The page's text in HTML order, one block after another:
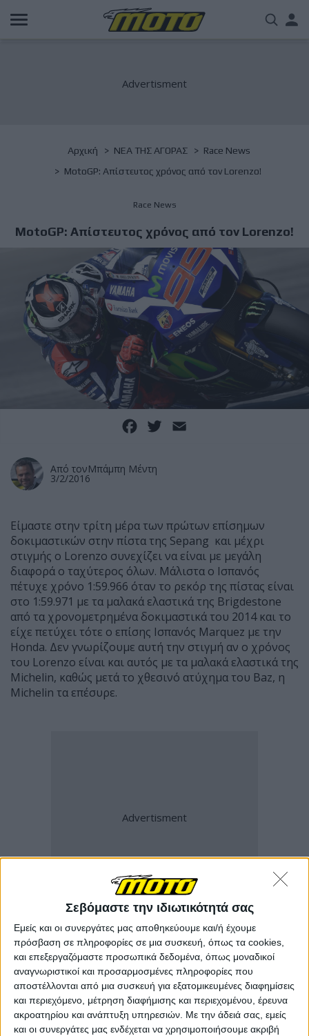
Σεβόμαστε την ιδιωτικότητά σας
Εμείς και οι συνεργάτες μας αποθηκεύουμε και/ή έχουμε
πρόσβαση σε πληροφορίες σε μια συσκευή, όπως τα cookies,
και επεξεργαζόμαστε προσωπικά δεδομένα, όπως μοναδικοί
αναγνωριστικοί και προσαρμοσμένες πληροφορίες που
αποστέλλονται από μια συσκευή για εξατομικευμένες διαφημίσεις
και περιεχόμενο, μέτρηση διαφήμισης και περιεχομένου, έρευνα
ακροατηρίου και ανάπτυξη υπηρεσιών. Με την άδειά σας, εμείς
και οι συνεργάτες μας ενδέχεται να χρησιμοποιήσουμε ακριβή
Παράκαμψη
προς
Breadcrumb
Αρχική NΕΑ ΤΗΣ ΑΓΟΡΑΣ
Race News
MotoGP: Απίστευτος χρόνος από τον Lorenzo!
Race News
MotoGP: Απίστευτος χρόνος από τον Lorenzo!
Facebook
Twitter
Από τονΜπάμπη Μέντη
3/2/2016
Είμαστε στην τρίτη μέρα των πρώτων επίσημων
δοκιμαστικών στην πίστα της Sepang και μέχρι
στιγμής ο Lorenzo συνεχίζει να είναι με μεγάλη
διαφορά ο ταχύτερος όλων. Μάλιστα ο Ισπανός
πέτυχε χρόνο 1:59.966 όταν το ρεκόρ της πίστας είναι
στο 1:59.971 με τα μαλακά ελαστικά της Brigdestone
από τα χρονομετρημένα δοκιμαστικά του 2014 και το
είχε πετύχει τότε ο επίσης Ισπανός Marquez με την
Honda. Δεν γνωρίζουμε αυτή την στιγμή αν ο χρόνος
του Lorenzo είναι και αυτός με τα μαλακά ελαστικά της
Michelin, καθώς μετά το χθεσινό ατύχημα του Baz, η
Michelin τα επέσυρε.